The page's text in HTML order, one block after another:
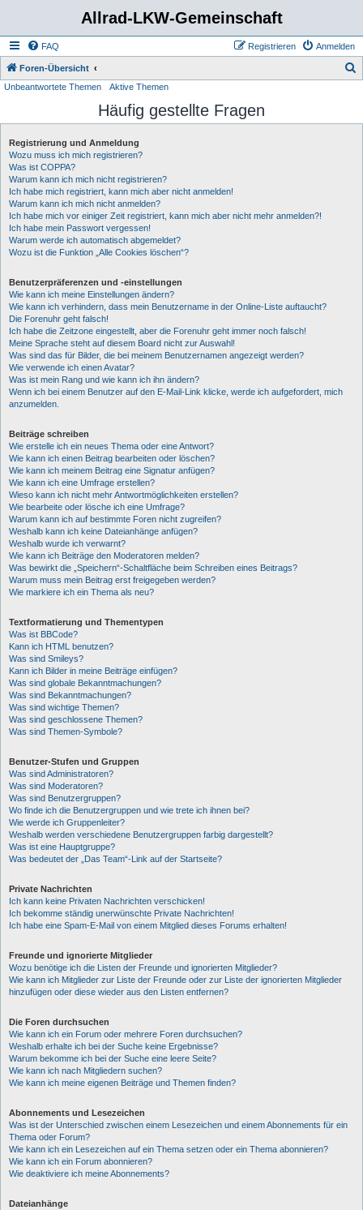
Allrad-LKW-Gemeinschaft
FAQ Anmelden
Registrieren
Foren-Übersicht
h
Unbeantwortete Themen Aktive Themen
Häufig gestellte Fragen
Registrierung und Anmeldung
Wozu muss ich mich registrieren?
Was ist COPPA?
Warum kann ich mich nicht registrieren?
Ich habe mich registriert, kann mich aber nicht anmelden!
Warum kann ich mich nicht anmelden?
Ich habe mich vor einiger Zeit registriert, kann mich aber nicht mehr anmelden?!
Ich habe mein Passwort vergessen!
Warum werde ich automatisch abgemeldet?
Wozu ist die Funktion „Alle Cookies löschen“?
Benutzerpräferenzen und -einstellungen
Wie kann ich meine Einstellungen ändern?
Wie kann ich verhindern, dass mein Benutzername in der Online-Liste auftaucht?
Die Forenuhr geht falsch!
Ich habe die Zeitzone eingestellt, aber die Forenuhr geht immer noch falsch!
Meine Sprache steht auf diesem Board nicht zur Auswahl!
Was sind das für Bilder, die bei meinem Benutzernamen angezeigt werden?
Wie verwende ich einen Avatar?
Was ist mein Rang und wie kann ich ihn ändern?
Wenn ich bei einem Benutzer auf den E-Mail-Link klicke, werde ich aufgefordert, mich
anzumelden.
Beiträge schreiben
Wie erstelle ich ein neues Thema oder eine Antwort?
Wie kann ich einen Beitrag bearbeiten oder löschen?
Wie kann ich meinem Beitrag eine Signatur anfügen?
Wie kann ich eine Umfrage erstellen?
Wieso kann ich nicht mehr Antwortmöglichkeiten erstellen?
Wie bearbeite oder lösche ich eine Umfrage?
Warum kann ich auf bestimmte Foren nicht zugreifen?
Weshalb kann ich keine Dateianhänge anfügen?
Weshalb wurde ich verwarnt?
Wie kann ich Beiträge den Moderatoren melden?
Was bewirkt die „Speichern“-Schaltfläche beim Schreiben eines Beitrags?
Warum muss mein Beitrag erst freigegeben werden?
Wie markiere ich ein Thema als neu?
Textformatierung und Thementypen
Was ist BBCode?
Kann ich HTML benutzen?
Was sind Smileys?
Kann ich Bilder in meine Beiträge einfügen?
Was sind globale Bekanntmachungen?
Was sind Bekanntmachungen?
Was sind wichtige Themen?
Was sind geschlossene Themen?
Was sind Themen-Symbole?
Benutzer-Stufen und Gruppen
Was sind Administratoren?
Was sind Moderatoren?
Was sind Benutzergruppen?
Wo finde ich die Benutzergruppen und wie trete ich ihnen bei?
Wie werde ich Gruppenleiter?
Weshalb werden verschiedene Benutzergruppen farbig dargestellt?
Was ist eine Hauptgruppe?
Was bedeutet der „Das Team“-Link auf der Startseite?
Private Nachrichten
Ich kann keine Privaten Nachrichten verschicken!
Ich bekomme ständig unerwünschte Private Nachrichten!
Ich habe eine Spam-E-Mail von einem Mitglied dieses Forums erhalten!
Freunde und ignorierte Mitglieder
Wozu benötige ich die Listen der Freunde und ignorierten Mitglieder?
Wie kann ich Mitglieder zur Liste der Freunde oder zur Liste der ignorierten Mitglieder
hinzufügen oder diese wieder aus den Listen entfernen?
Die Foren durchsuchen
Wie kann ich ein Forum oder mehrere Foren durchsuchen?
Weshalb erhalte ich bei der Suche keine Ergebnisse?
Warum bekomme ich bei der Suche eine leere Seite?
Wie kann ich nach Mitgliedern suchen?
Wie kann ich meine eigenen Beiträge und Themen finden?
Abonnements und Lesezeichen
Was ist der Unterschied zwischen einem Lesezeichen und einem Abonnements für ein
Thema oder Forum?
Wie kann ich ein Lesezeichen auf ein Thema setzen oder ein Thema abonnieren?
Wie kann ich ein Forum abonnieren?
Wie deaktiviere ich meine Abonnements?
Dateianhänge